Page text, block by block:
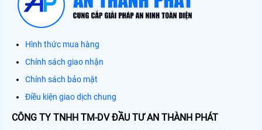
Hình thức mua hàng
Chính sách giao nhận
Chính sách bảo mật
Điều kiện giao dịch chung
CÔNG TY TNHH TM-DV ĐẦU TƯ AN THÀNH PHÁT